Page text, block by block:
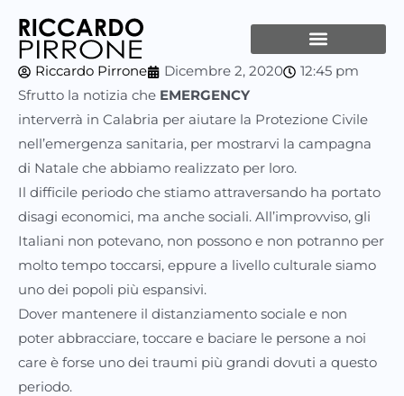
contenuto
Riccardo Pirrone Dicembre 2, 2020
12:45 pm
Sfrutto la notizia che EMERGENCY
interverrà in Calabria per aiutare la Protezione Civile
nell’emergenza sanitaria, per mostrarvi la campagna
di Natale che abbiamo realizzato per loro.
Il difficile periodo che stiamo attraversando ha portato
disagi economici, ma anche sociali. All’improvviso, gli
Italiani non potevano, non possono e non potranno per
molto tempo toccarsi, eppure a livello culturale siamo
uno dei popoli più espansivi.
Dover mantenere il distanziamento sociale e non
poter abbracciare, toccare e baciare le persone a noi
care è forse uno dei traumi più grandi dovuti a questo
periodo.